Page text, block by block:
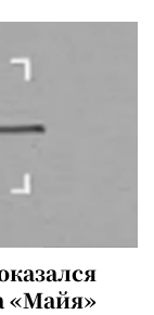
«Майя»